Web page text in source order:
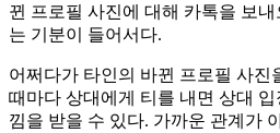
뀐 프로필 사진에 대해 카톡을 보
는 기분이 들어서다.
어쩌다가 타인의 바뀐 프로필 사진
때마다 상대에게 티를 내면 상대
낌을 받을 수 있다. 가까운 관계가